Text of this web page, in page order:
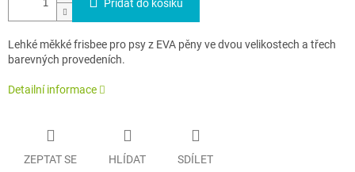
Přidat do košíku
Lehké měkké frisbee pro psy z EVA pěny ve dvou velikostech a třech
barevných provedeních.
Detailní informace
ZEPTAT SE HLÍDAT SDÍLET